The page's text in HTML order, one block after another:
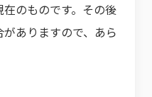
のものです。その後
ありますので、あら